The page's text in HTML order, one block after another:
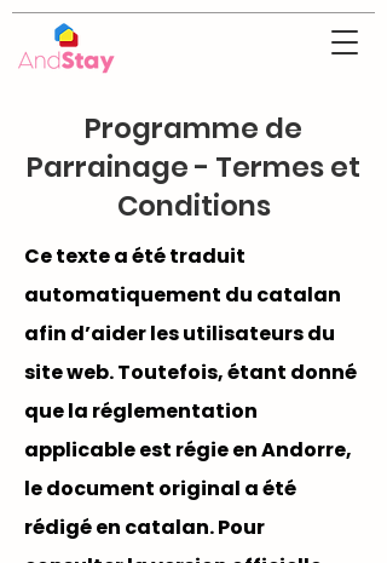
Programme de
Parrainage - Termes et
Conditions
Ce texte a été traduit
automatiquement du catalan
afin d’aider les utilisateurs du
site web. Toutefois, étant donné
que la réglementation
applicable est régie en Andorre,
le document original a été
rédigé en catalan. Pour